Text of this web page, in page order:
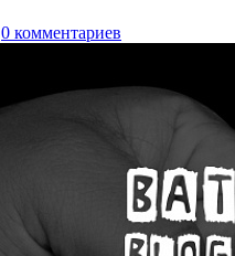
0 комментариев